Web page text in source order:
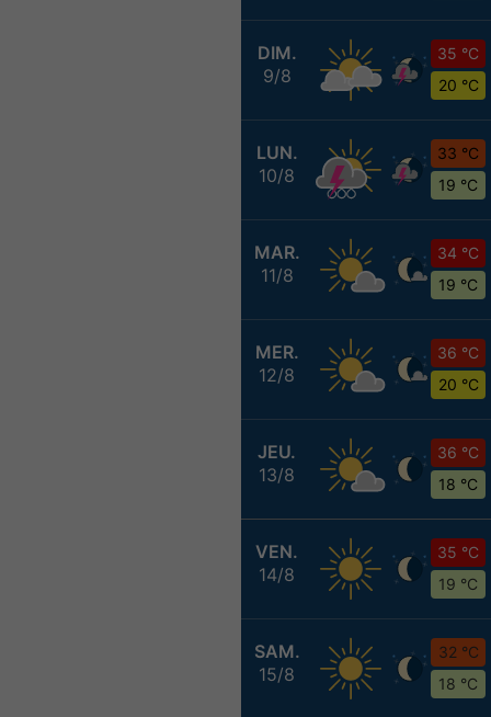
DIM.
9/8
35 °C
20 °C
LUN.
10/8
33 °C
19 °C
MAR.
11/8
34 °C
19 °C
MER.
12/8
36 °C
20 °C
JEU.
13/8
36 °C
18 °C
VEN.
14/8
35 °C
19 °C
SAM.
15/8
32 °C
18 °C